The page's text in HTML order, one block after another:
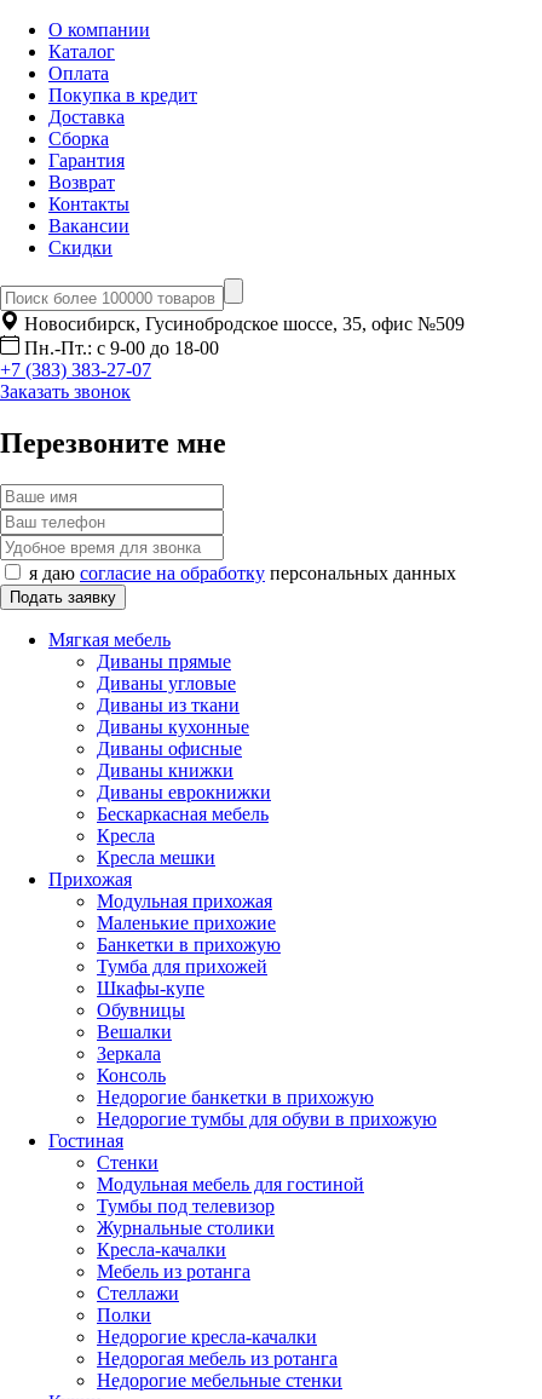
О компании
Каталог
Оплата
Покупка в кредит
Доставка
Сборка
Гарантия
Возврат
Контакты
Вакансии
Скидки
Новосибирск, Гусинобродское шоссе, 35, офис №509
Пн.-Пт.: с 9-00 до 18-00
+7 (383) 383-27-07
Заказать звонок
Перезвоните мне
я даю согласие на обработку персональных данных
Мягкая мебель
Диваны прямые
Диваны угловые
Диваны из ткани
Диваны кухонные
Диваны офисные
Диваны книжки
Диваны еврокнижки
Бескаркасная мебель
Кресла
Кресла мешки
Прихожая
Модульная прихожая
Маленькие прихожие
Банкетки в прихожую
Тумба для прихожей
Шкафы-купе
Обувницы
Вешалки
Зеркала
Консоль
Недорогие банкетки в прихожую
Недорогие тумбы для обуви в прихожую
Гостиная
Стенки
Модульная мебель для гостиной
Тумбы под телевизор
Журнальные столики
Кресла-качалки
Мебель из ротанга
Стеллажи
Полки
Недорогие кресла-качалки
Недорогая мебель из ротанга
Недорогие мебельные стенки